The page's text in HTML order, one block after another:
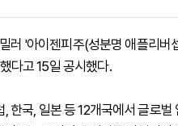
러 '아이젠피주(성분명 애플리버
다고 15일 공시했다.
한국, 일본 등 12개국에서 글로벌